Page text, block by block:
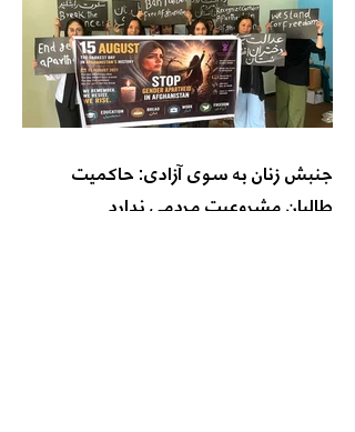
جنبش زنان به سوی آزادی: حاکمیت
طالبان مشروعیت مردمی ندارد